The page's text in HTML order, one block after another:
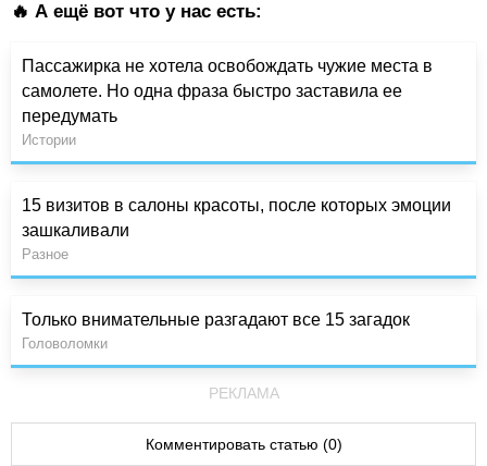
🔥 А ещё вот что у нас есть:
Пассажирка не хотела освобождать чужие места в
самолете. Но одна фраза быстро заставила ее
передумать
Истории
15 визитов в салоны красоты, после которых эмоции
зашкаливали
Разное
Только внимательные разгадают все 15 загадок
Головоломки
РЕКЛАМА
Комментировать статью (0)